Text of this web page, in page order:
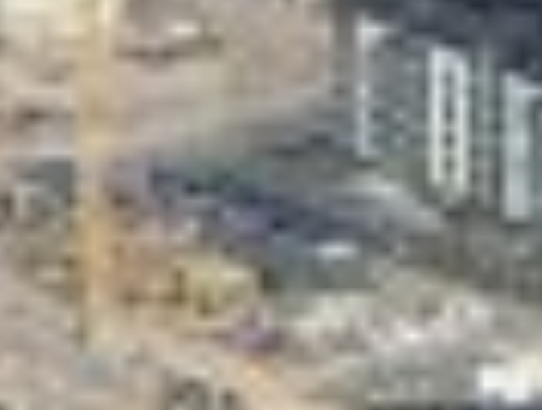
Valon Kaupunki
Lasten Lysti & LystiKylä-festivaali
Ohje
English